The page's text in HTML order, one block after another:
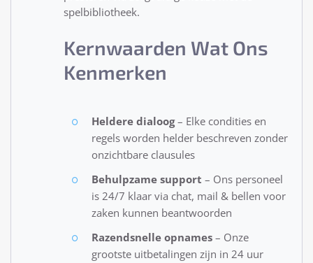
spelbibliotheek.
Kernwaarden Wat Ons
Kenmerken
Heldere dialoog– Elke condities en
regels worden helder beschreven zonder
onzichtbare clausules
Behulpzame support – Ons personeel
is 24/7 klaar via chat, mail & bellen voor
zaken kunnen beantwoorden
Razendsnelle opnames – Onze
grootste uitbetalingen zijn in 24 uur